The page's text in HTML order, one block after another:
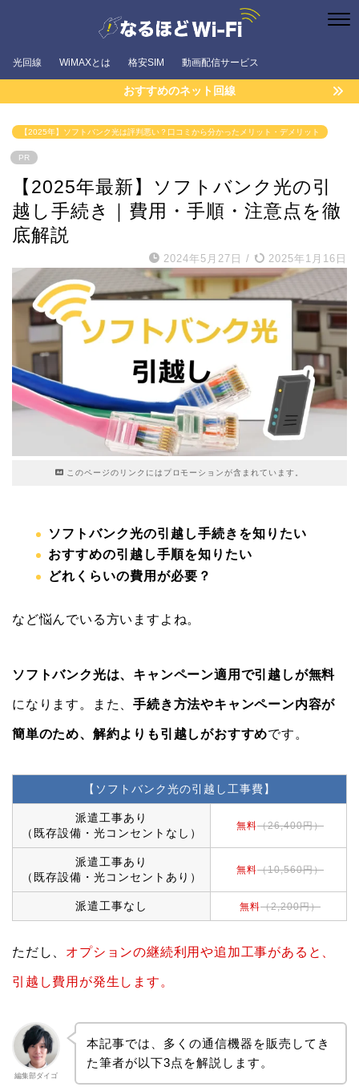
光回線 WiMAXとは 格安SIM 動画配信サービス
おすすめのネット回線
【2025年】ソフトバンク光は評判悪い？口コミから分かったメリット・デメリット
PR
【2025年最新】ソフトバンク光の引
越し手続き｜費用・手順・注意点を徹
底解説
2024年5月27日 / 2025年1月16日
このページのリンクにはプロモーションが含まれています。
ソフトバンク光の引越し手続きを知りたい
おすすめの引越し手順を知りたい
どれくらいの費用が必要？
など悩んでいる方いますよね。
ソフトバンク光は、キャンペーン適用で引越しが無料
になります。また、手続き方法やキャンペーン内容が
簡単のため、解約よりも引越しがおすすめです。
【ソフトバンク光の引越し工事費】
派遣工事あり
（既存設備・光コンセントなし）
無料（26,400円）
派遣工事あり
（既存設備・光コンセントあり）
無料（10,560円）
派遣工事なし 無料（2,200円）
ただし、 オプションの継続利用や追加工事があると、
引越し費用が発生します。
編集部ダイゴ
本記事では、多くの通信機器を販売してき
た筆者が以下3点を解説します。